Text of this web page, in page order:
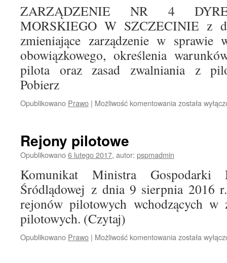
16
2018
r.
ZARZĄDZENIE NR 4
MORSKIEGO W SZCZECINIE z
zmieniające zarządzenie w sprawie
obowiązkowego, określenia
pilota oraz zasad zwalniania z
Pobierz
Opublikowano Prawo | Możliwość komentowania Zarządzenie
Szczecinie
dnia
16
lipca
r.
została
Rejony pilotowe
Opublikowano6 lutego 2017, autor: pspmadmin
Komunikat Ministra
Śródlądowej z dnia 9 sierpnia 2016
rejonów pilotowych wchodzących w
pilotowych. (Czytaj)
Opublikowano Prawo | Możliwość komentowania Rejony
została